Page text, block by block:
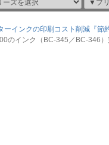
ーインクの印刷コスト削減『節
のインク（BC-345／BC-346